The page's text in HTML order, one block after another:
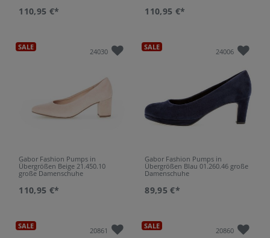
110,95 €* 110,95 €*
SALE 24030
Gabor Fashion Pumps in
Übergrößen Beige 21.450.10
große Damenschuhe
110,95 €*
SALE 24006
Gabor Fashion Pumps in
Übergrößen Blau 01.260.46 große
Damenschuhe
89,95 €*
SALE 20861 SALE 20860